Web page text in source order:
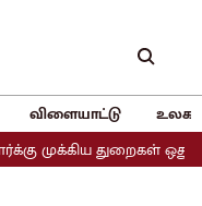
விளையாட்டு
ஒதுக்கீடு